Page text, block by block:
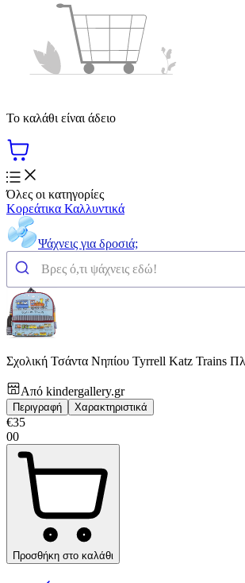
Το καλάθι είναι άδειο
Όλες οι κατηγορίες
Κορεάτικα Καλλυντικά
Ψάχνεις για δροσιά;
Σχολική Τσάντα Νηπίου Tyrrell Katz Trains
Από kindergallery.gr
Περιγραφή Χαρακτηριστικά
€35
00
Προσθήκη στο καλάθι